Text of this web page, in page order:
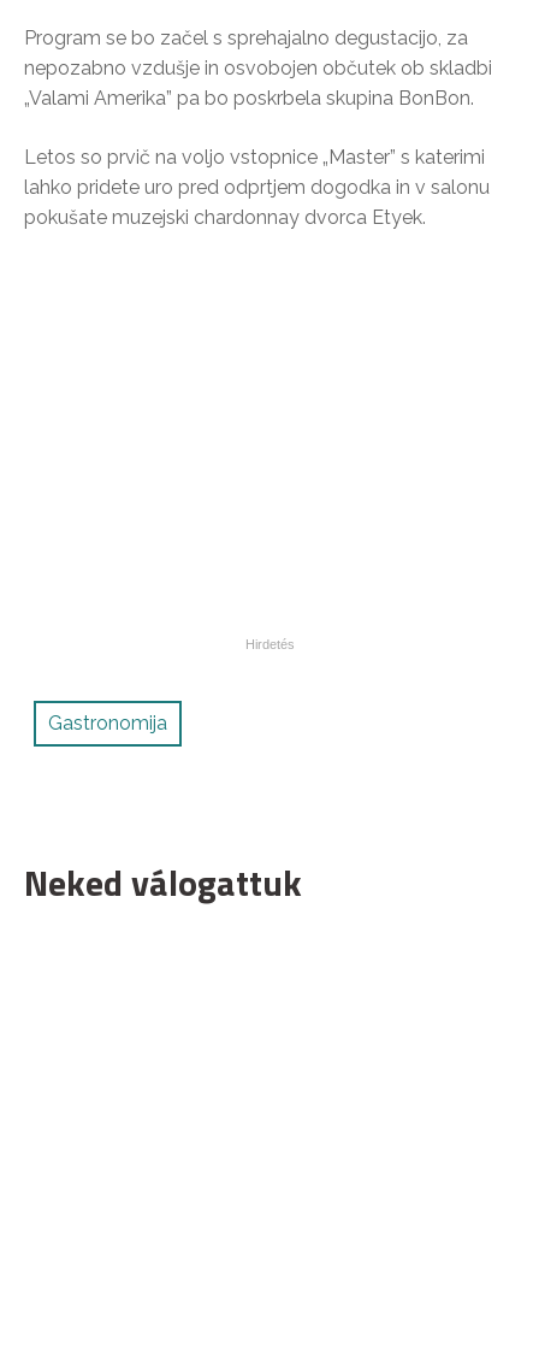
Program se bo začel s sprehajalno degustacijo, za
nepozabno vzdušje in osvobojen občutek ob skladbi
„Valami Amerika” pa bo poskrbela skupina BonBon.
Letos so prvič na voljo vstopnice „Master” s katerimi
lahko pridete uro pred odprtjem dogodka in v salonu
pokušate muzejski chardonnay dvorca Etyek.
Gastronomija
Neked válogattuk